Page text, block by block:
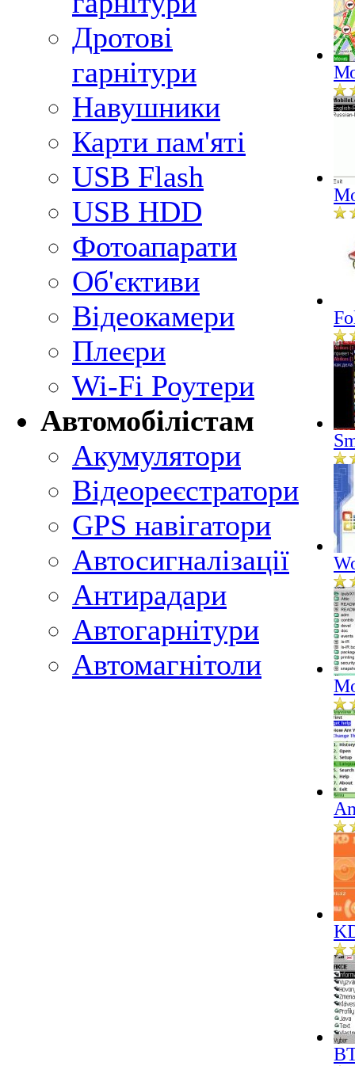
Дротові
гарнітури
Навушники
Карти пам'яті
USB Flash
USB HDD
Фотоапарати
Об'єктиви
Відеокамери
Плеєри
Wi-Fi Роутери
Автомобілістам
Акумулятори
Відеореєстратори
GPS навігатори
Автосигналізації
Антирадари
Автогарнітури
Автомагнітоли